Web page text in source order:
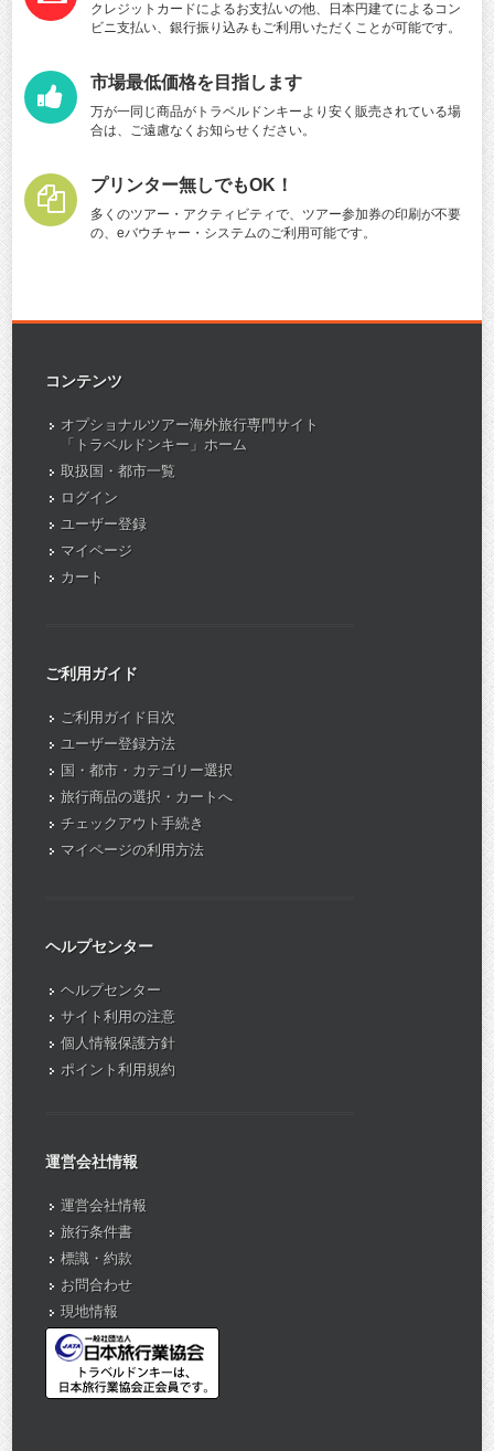
クレジットカードによるお支払いの他、日本円建てによるコン
ビニ支払い、銀行振り込みもご利用いただくことが可能です。
市場最低価格を目指します
万が一同じ商品がトラベルドンキーより安く販売されている場
合は、ご遠慮なくお知らせください。
プリンター無しでもOK！
多くのツアー・アクティビティで、ツアー参加券の印刷が不要
の、eバウチャー・システムのご利用可能です。
コンテンツ
オプショナルツアー海外旅行専門サイト
「トラベルドンキー」ホーム
取扱国・都市一覧
ログイン
ユーザー登録
マイページ
カート
ご利用ガイド
ご利用ガイド目次
ユーザー登録方法
国・都市・カテゴリー選択
旅行商品の選択・カートへ
チェックアウト手続き
マイページの利用方法
ヘルプセンター
ヘルプセンター
サイト利用の注意
個人情報保護方針
ポイント利用規約
運営会社情報
運営会社情報
旅行条件書
標識・約款
お問合わせ
現地情報